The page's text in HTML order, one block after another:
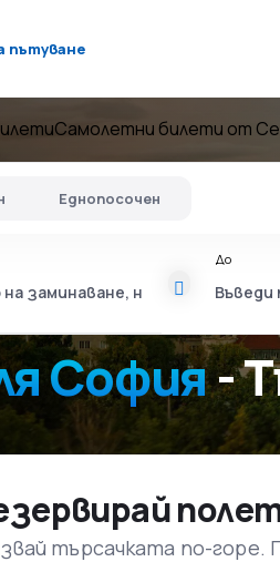
пътуване
Самолетни билети от
София-
Еднопосочен
До
търсачката по-горе.